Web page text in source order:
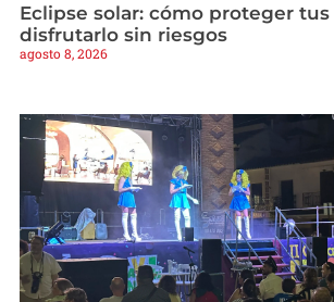
Eclipse solar: cómo proteger tus
disfrutarlo sin riesgos
agosto 8, 2026